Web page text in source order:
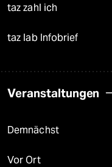
taz zahl ich
taz lab Infobrief
Veranstaltungen
Demnächst
Vor Ort